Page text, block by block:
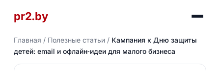
pr2.by
Главная / Полезные статьи/ Кампания к Дню защиты
детей: email и офлайн‑идеи для малого бизнеса